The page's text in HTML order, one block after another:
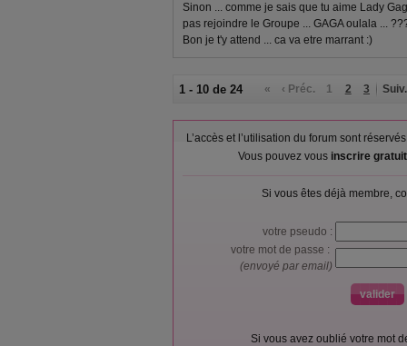
Sinon ... comme je sais que tu aime Lady
pas rejoindre le Groupe ... GAGA oulala ...
Bon je t'y attend ... ca va etre marrant :)
1 - 10 de 24 « ‹ Préc. 1 2 3 Suiv.
L’accès et l’utilisation du forum sont
Vous pouvez vous inscrire
Si vous êtes déjà membre,
votre pseudo :
votre mot de passe :
(envoyé par email)
Si vous avez oublié votre mot